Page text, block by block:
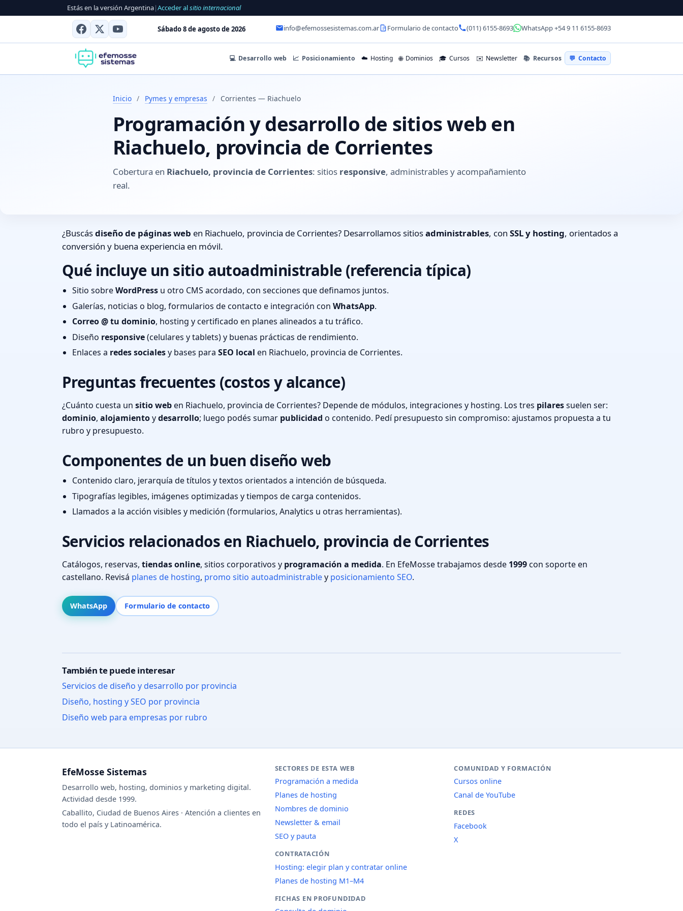
Estás en la versión Argentina|Acceder alsitio internacional
Sábado 8 de agosto de 2026 info@efemossesistemas.com.ar Formulario de contacto (011) 6155-8693 WhatsApp +54 9 11 6155-8693
💻 Desarrollo web 📈 Posicionamiento ☁️ Hosting 🌐 Dominios 🎓 Cursos ✉️ Newsletter 📚 Recursos 💬 Contacto
Inicio / Pymes y empresas / Corrientes — Riachuelo
Programación y desarrollo de sitios web en
Riachuelo, provincia de Corrientes
Cobertura en Riachuelo, provincia de Corrientes: sitios responsive, administrables y acompañamiento
real.
¿Buscásdiseño de páginas web en Riachuelo, provincia de Corrientes? Desarrollamos sitiosadministrables, con SSL y hosting, orientados a
conversión y buena experiencia en móvil.
Qué incluye un sitio autoadministrable (referencia típica)
Sitio sobreWordPress u otro CMS acordado, con secciones que definamos juntos.
Galerías, noticias o blog, formularios de contacto e integración con WhatsApp.
Correo @ tu dominio, hosting y certificado en planes alineados a tu tráfico.
Diseño responsive(celulares y tablets) y buenas prácticas de rendimiento.
Enlaces a redes socialesy bases para SEO local en Riachuelo, provincia de Corrientes.
Preguntas frecuentes (costos y alcance)
¿Cuánto cuesta un sitio weben Riachuelo, provincia de Corrientes? Depende de módulos, integraciones y hosting. Los tres pilaressuelen ser:
dominio, alojamientoydesarrollo; luego podés sumar publicidad o contenido. Pedí presupuesto sin compromiso: ajustamos propuesta a tu
rubro y presupuesto.
Componentes de un buen diseño web
Contenido claro, jerarquía de títulos y textos orientados a intención de búsqueda.
Tipografías legibles, imágenes optimizadas y tiempos de carga contenidos.
Llamados a la acción visibles y medición (formularios, Analytics u otras herramientas).
Servicios relacionados en Riachuelo, provincia de Corrientes
Catálogos, reservas, tiendas online, sitios corporativos y programación a medida. En EfeMosse trabajamos desde 1999con soporte en
castellano. Revisá planes de hosting, promo sitio autoadministrabley posicionamiento SEO.
WhatsApp Formulario de contacto
También te puede interesar
Servicios de diseño y desarrollo por provincia
Diseño, hosting y SEO por provincia
Diseño web para empresas por rubro
EfeMosse Sistemas
Desarrollo web, hosting, dominios y marketing digital.
Actividad desde 1999.
Caballito, Ciudad de Buenos Aires · Atención a clientes en
todo el país y Latinoamérica.
SECTORES DE ESTA WEB
Programación a medida
Planes de hosting
Nombres de dominio
Newsletter & email
SEO y pauta
CONTRATACIÓN
Hosting: elegir plan y contratar online
Planes de hosting M1–M4
FICHAS EN PROFUNDIDAD
COMUNIDAD Y FORMACIÓN
Cursos online
Canal de YouTube
REDES
Facebook
X